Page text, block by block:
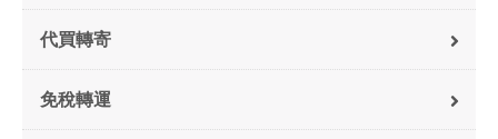
代買轉寄
免稅轉運